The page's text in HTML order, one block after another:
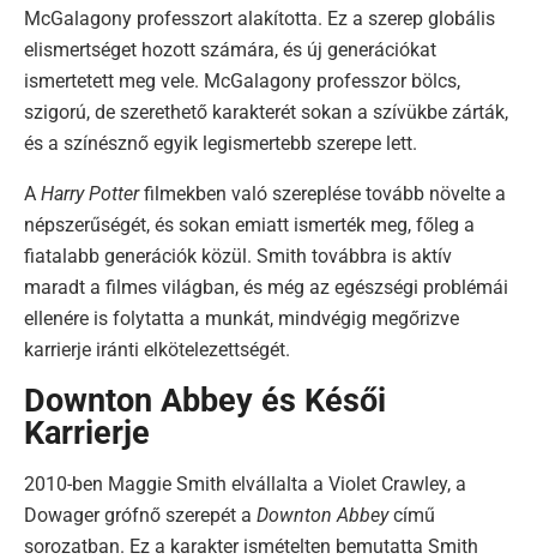
McGalagony professzort alakította. Ez a szerep globális
elismertséget hozott számára, és új generációkat
ismertetett meg vele. McGalagony professzor bölcs,
szigorú, de szerethető karakterét sokan a szívükbe zárták,
és a színésznő egyik legismertebb szerepe lett.
A Harry Potterfilmekben való szereplése tovább növelte a
népszerűségét, és sokan emiatt ismerték meg, főleg a
fiatalabb generációk közül. Smith továbbra is aktív
maradt a filmes világban, és még az egészségi problémái
ellenére is folytatta a munkát, mindvégig megőrizve
karrierje iránti elkötelezettségét.
Downton Abbey és Késői
Karrierje
2010-ben Maggie Smith elvállalta a Violet Crawley, a
Dowager grófnő szerepét a Downton Abbeycímű
sorozatban. Ez a karakter ismételten bemutatta Smith